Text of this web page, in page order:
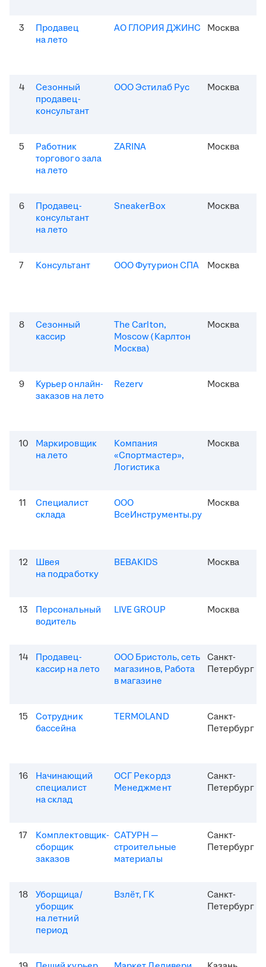
3
Продавец
на лето
АО ГЛОРИЯ ДЖИНС Москва
4
Сезонный
продавец-
консультант
ООО Эстилаб Рус Москва
5
Работник
торгового зала
на лето
ZARINA Москва
6
Продавец-
консультант
на лето
SneakerBox Москва
7 Консультант ООО Футурион СПА Москва
8
Сезонный
кассир
The Carlton,
Moscow (Карлтон
Москва)
Москва
9
Курьер онлайн-
заказов на лето
Rezerv Москва
10
Маркировщик
на лето
Компания
«Спортмастер»,
Логистика
Москва
11
Специалист
склада
ООО
ВсеИнструменты.ру
Москва
12
Швея
на подработку
BEBAKIDS Москва
13
Персональный
водитель
LIVE GROUP Москва
14
Продавец-
кассир на лето
ООО Бристоль, сеть
магазинов, Работа
в магазине
Санкт-
Петербург
15
Сотрудник
бассейна
TERMOLAND
Санкт-
Петербург
16
Начинающий
специалист
на склад
ОСГ Рекордз
Менеджмент
Санкт-
Петербург
17
Комплектовщик-
сборщик
заказов
САТУРН —
строительные
материалы
Санкт-
Петербург
18
Уборщица/
уборщик
на летний
период
Взлёт, ГК
Санкт-
Петербург